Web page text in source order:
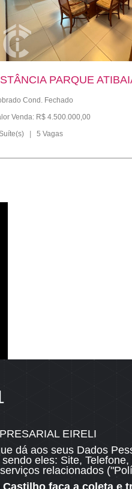
PARQUE
Cond. Fechado
Venda: R$ 4.500.000,00
5 Vagas
EIRELI
dá aos seus Dados
eles: Site,
relacionados
faça a coleta e
CANAIS
do Proprietário / Locatário
com a equipe
Nosso Blog